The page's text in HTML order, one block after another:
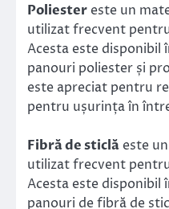
Poliester este un
utilizat frecvent
Acesta este disponibil
panouri poliester și
este apreciat pentru
pentru ușurința în
Fibră de sticlă este
utilizat frecvent
Acesta este disponibil
panouri de fibră de